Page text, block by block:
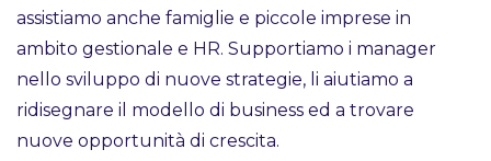
assistiamo anche famiglie e piccole imprese in
ambito gestionale e HR. Supportiamo i manager
nello sviluppo di nuove strategie, li aiutiamo a
ridisegnare il modello di business ed a trovare
nuove opportunità di crescita.